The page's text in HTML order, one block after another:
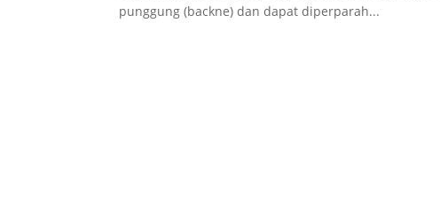
punggung (backne) dan dapat diperparah...